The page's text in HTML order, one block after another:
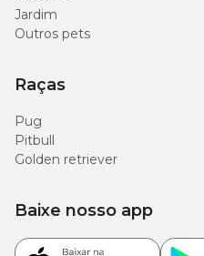
Vitamina A (mín)
Frutanos Totais (mín)
Guia para troca de ração
Jardim
Outros pets
Raças
Pug
Pitbull
Golden retriever
Baixe nosso app